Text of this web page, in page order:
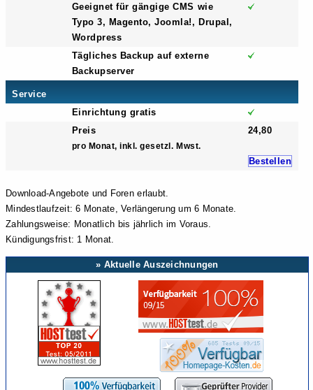
Geeignet für gängige CMS wie
Typo 3, Magento, Joomla!, Drupal,
Wordpress
Tägliches Backup auf externe
Backupserver
Service
Einrichtung gratis
Preis
pro Monat, inkl. gesetzl. Mwst.
24,80
Bestellen
Download-Angebote und Foren erlaubt.
Mindestlaufzeit: 6 Monate, Verlängerung um 6 Monate.
Zahlungsweise: Monatlich bis jährlich im Voraus.
Kündigungsfrist: 1 Monat.
» Aktuelle Auszeichnungen